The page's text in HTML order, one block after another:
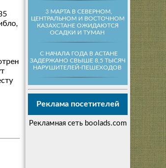
3 МАРТА В СЕВЕРНОМ,
ЦЕНТРАЛЬНОМ И ВОСТОЧНОМ
КАЗАХСТАНЕ ОЖИДАЮТСЯ
ОСАДКИ И ТУМАН
С НАЧАЛА ГОДА В АСТАНЕ
ЗАДЕРЖАНО СВЫШЕ 8,5 ТЫСЯЧ
НАРУШИТЕЛЕЙ-ПЕШЕХОДОВ
Реклама посетителей
Рекламная сеть boolads.com